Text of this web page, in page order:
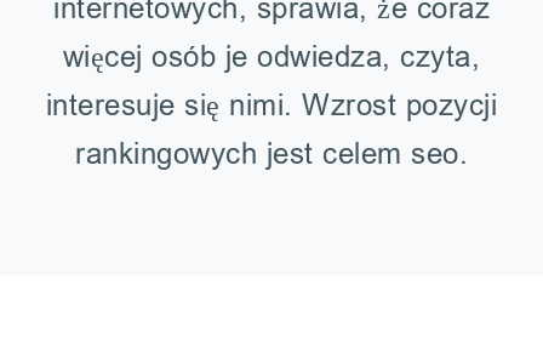
internetowych, sprawia, że coraz
więcej osób je odwiedza, czyta,
interesuje się nimi. Wzrost pozycji
rankingowych jest celem seo.